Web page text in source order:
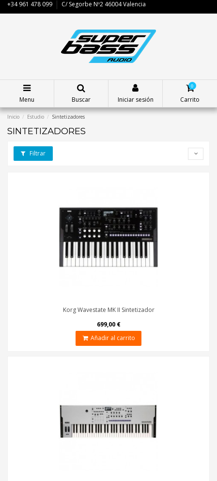
+34 961 478 099 C/ Segorbe Nº2 46004 Valencia
Menu Buscar Iniciar sesión
0
Carrito
Inicio Estudio Sintetizadores
SINTETIZADORES
Filtrar
Korg Wavestate MK II Sintetizador
699,00 €
Añadir al carrito